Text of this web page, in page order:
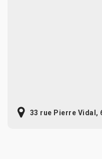
33 rue Pierre Vidal,